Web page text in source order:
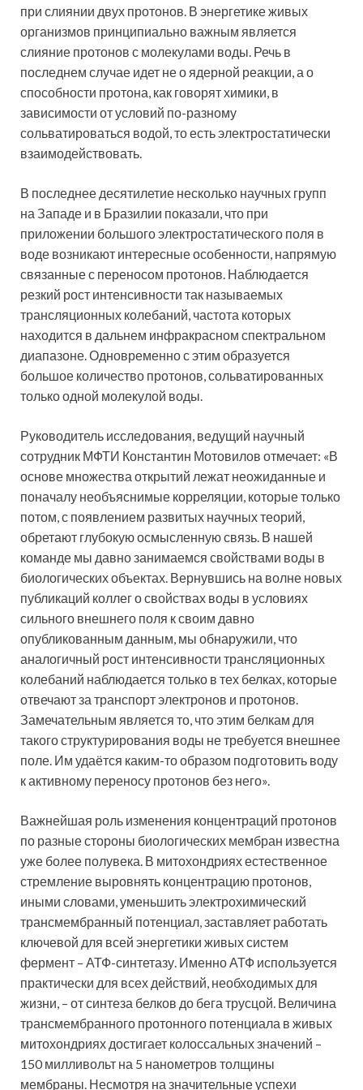
при слиянии двух протонов. В энергетике живых
организмов принципиально важным является
слияние протонов с молекулами воды. Речь в
последнем случае идет не о ядерной реакции, а о
способности протона, как говорят химики, в
зависимости от условий по-разному
сольватироваться водой, то есть электростатически
взаимодействовать.
В последнее десятилетие несколько научных групп
на Западе и в Бразилии показали, что при
приложении большого электростатического поля в
воде возникают интересные особенности, напрямую
связанные с переносом протонов. Наблюдается
резкий рост интенсивности так называемых
трансляционных колебаний, частота которых
находится в дальнем инфракрасном спектральном
диапазоне. Одновременно с этим образуется
большое количество протонов, сольватированных
только одной молекулой воды.
Руководитель исследования, ведущий научный
сотрудник МФТИ Константин Мотовилов отмечает: «В
основе множества открытий лежат неожиданные и
поначалу необъяснимые корреляции, которые только
потом, с появлением развитых научных теорий,
обретают глубокую осмысленную связь. В нашей
команде мы давно занимаемся свойствами воды в
биологических объектах. Вернувшись на волне новых
публикаций коллег о свойствах воды в условиях
сильного внешнего поля к своим давно
опубликованным данным, мы обнаружили, что
аналогичный рост интенсивности трансляционных
колебаний наблюдается только в тех белках, которые
отвечают за транспорт электронов и протонов.
Замечательным является то, что этим белкам для
такого структурирования воды не требуется внешнее
поле. Им удаётся каким-то образом подготовить воду
к активному переносу протонов без него».
Важнейшая роль изменения концентраций протонов
по разные стороны биологических мембран известна
уже более полувека. В митохондриях естественное
стремление выровнять концентрацию протонов,
иными словами, уменьшить электрохимический
трансмембранный потенциал, заставляет работать
ключевой для всей энергетики живых систем
фермент – АТФ-синтетазу. Именно АТФ используется
практически для всех действий, необходимых для
жизни, – от синтеза белков до бега трусцой. Величина
трансмембранного протонного потенциала в живых
митохондриях достигает колоссальных значений –
150 милливольт на 5 нанометров толщины
мембраны. Несмотря на значительные успехи